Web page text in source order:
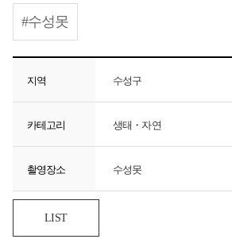
#수성못
지역 수성구
카테고리 생태・자연
촬영장소 수성못
LIST